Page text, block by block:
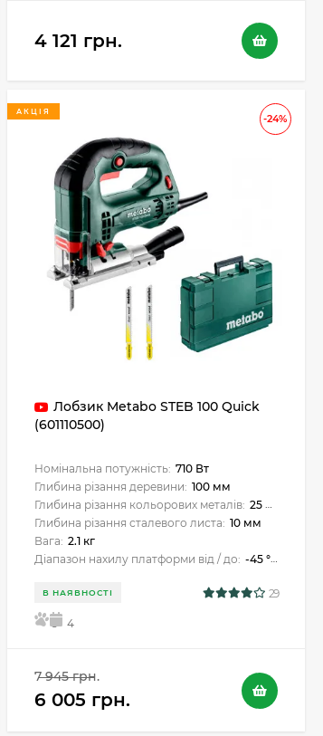
4 121 грн.
-24%
АКЦІЯ
Лобзик Metabo STEB 100 Quick
(601110500)
Номінальна потужність: 710 Вт
Глибина різання деревини: 100 мм
Глибина різання кольорових металів: 25 мм
Глибина різання сталевого листа: 10 мм
Вага: 2.1 кг
Діапазон нахилу платформи від / до: -45 ° / +45 °
В НАЯВНОСТІ 29
5 4
7 945 грн.
6 005 грн.